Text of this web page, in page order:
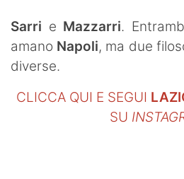
Tennis
Vela
Sarri e Mazzarri.
amano Napoli, ma due
diverse.
CLICCA QUI E SEGUI
SU